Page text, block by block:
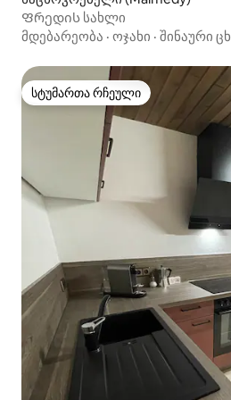
Ფრედის სახლი
მდებარეობა · ოჯახი · შინაური
სტუმართა რჩეული
სტუმართა რჩეული